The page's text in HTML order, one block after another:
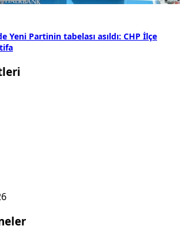
Yeni Partinin tabelası asıldı: CHP İlçe